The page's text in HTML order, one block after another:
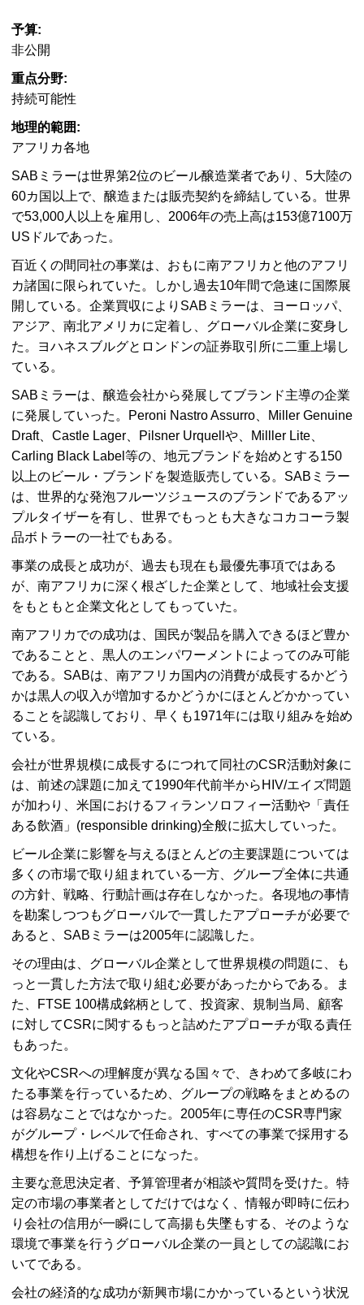
予算:
非公開
重点分野:
持続可能性
地理的範囲:
アフリカ各地
SABミラーは世界第2位のビール醸造業者であり、5大陸の
60カ国以上で、醸造または販売契約を締結している。世界
で53,000人以上を雇用し、2006年の売上高は153億7100万
USドルであった。
百近くの間同社の事業は、おもに南アフリカと他のアフリ
カ諸国に限られていた。しかし過去10年間で急速に国際展
開している。企業買収によりSABミラーは、ヨーロッパ、
アジア、南北アメリカに定着し、グローバル企業に変身し
た。ヨハネスブルグとロンドンの証券取引所に二重上場し
ている。
SABミラーは、醸造会社から発展してブランド主導の企業
に発展していった。Peroni Nastro Assurro、Miller Genuine
Draft、Castle Lager、Pilsner Urquellや、Milller Lite、
Carling Black Label等の、地元ブランドを始めとする150
以上のビール・ブランドを製造販売している。SABミラー
は、世界的な発泡フルーツジュースのブランドであるアッ
プルタイザーを有し、世界でもっとも大きなコカコーラ製
品ボトラーの一社でもある。
事業の成長と成功が、過去も現在も最優先事項ではある
が、南アフリカに深く根ざした企業として、地域社会支援
をもともと企業文化としてもっていた。
南アフリカでの成功は、国民が製品を購入できるほど豊か
であることと、黒人のエンパワーメントによってのみ可能
である。SABは、南アフリカ国内の消費が成長するかどう
かは黒人の収入が増加するかどうかにほとんどかかってい
ることを認識しており、早くも1971年には取り組みを始め
ている。
会社が世界規模に成長するにつれて同社のCSR活動対象に
は、前述の課題に加えて1990年代前半からHIV/エイズ問題
が加わり、米国におけるフィランソロフィー活動や「責任
ある飲酒」(responsible drinking)全般に拡大していった。
ビール企業に影響を与えるほとんどの主要課題については
多くの市場で取り組まれている一方、グループ全体に共通
の方針、戦略、行動計画は存在しなかった。各現地の事情
を勘案しつつもグローバルで一貫したアプローチが必要で
あると、SABミラーは2005年に認識した。
その理由は、グローバル企業として世界規模の問題に、も
っと一貫した方法で取り組む必要があったからである。ま
た、FTSE 100構成銘柄として、投資家、規制当局、顧客
に対してCSRに関するもっと詰めたアプローチが取る責任
もあった。
文化やCSRへの理解度が異なる国々で、きわめて多岐にわ
たる事業を行っているため、グループの戦略をまとめるの
は容易なことではなかった。2005年に専任のCSR専門家
がグループ・レベルで任命され、すべての事業で採用する
構想を作り上げることになった。
主要な意思決定者、予算管理者が相談や質問を受けた。特
定の市場の事業者としてだけではなく、情報が即時に伝わ
り会社の信用が一瞬にして高揚も失墜もする、そのような
環境で事業を行うグローバル企業の一員としての認識にお
いてである。
会社の経済的な成功が新興市場にかかっているという状況